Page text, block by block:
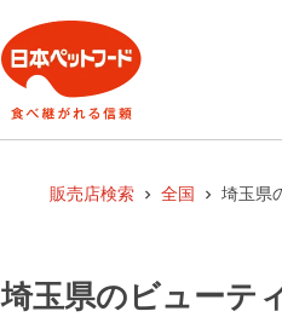
販売店検索 全国 埼玉県
埼玉県のビューテ